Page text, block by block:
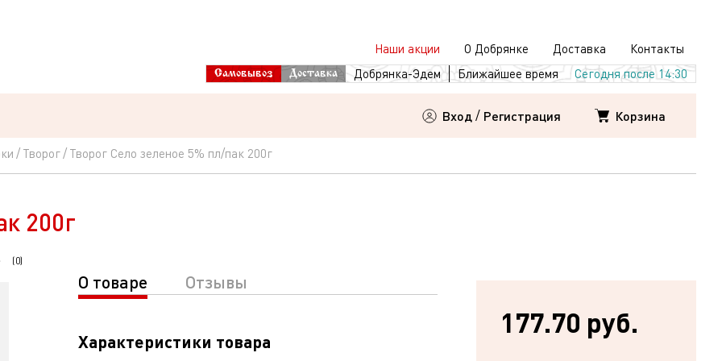
Наши акции О Добрянке Доставка Контакты
Самовывоз Доставка Добрянка-Эдем Ближайшее время Сегодня после 14:30
Вход / Регистрация Корзина
Творог Творог Село зеленое 5% пл/пак 200г
200г
(0)
О товаре Отзывы
Характеристики товара
177.70 руб.